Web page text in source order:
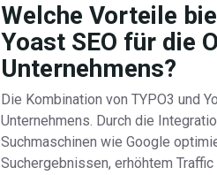
Welche Vorteile
Yoast SEO für die
Unternehmens?
Die Kombination von TYPO3 und
Unternehmens. Durch die
Suchmaschinen wie Google
Suchergebnissen, erhöhtem